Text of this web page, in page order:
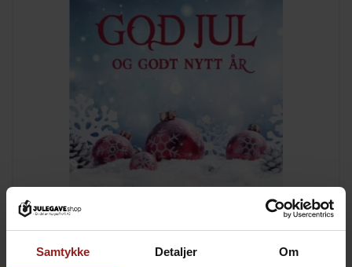
Samtykke Detaljer Om